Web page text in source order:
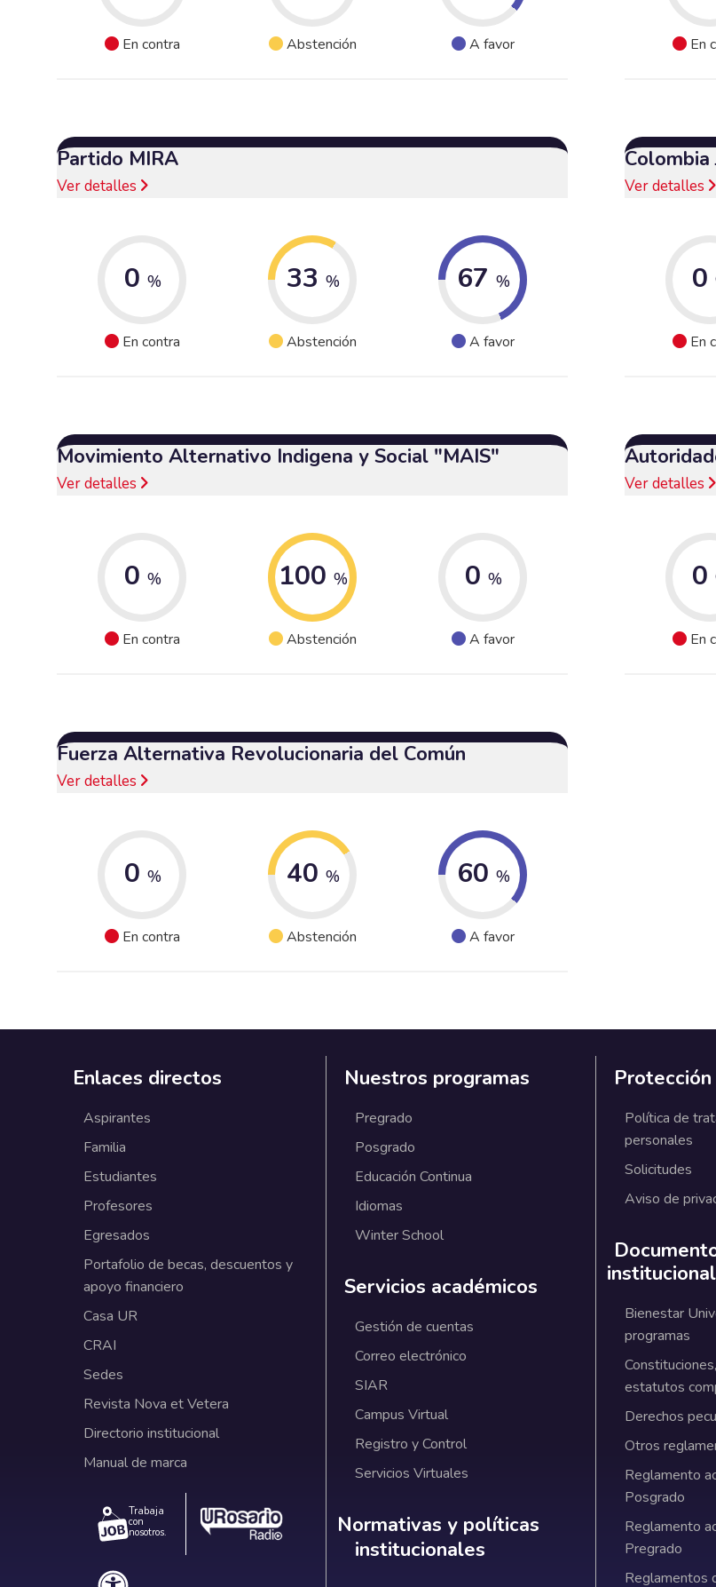
En contra Abstención A favor En
Partido MIRA
Ver detalles
0 %
En contra
33 %
Abstención
67 %
A favor
Colombia
Ver detalles
0
En
Movimiento Alternativo Indigena y Social "MAIS"
Ver detalles
0 %
En contra
100 %
Abstención
0 %
A favor
Ver detalles
0
En
Fuerza Alternativa Revolucionaria del Común
Ver detalles
0 %
En contra
40 %
Abstención
60 %
A favor
Enlaces directos
Aspirantes
Familia
Estudiantes
Profesores
Egresados
Portafolio de becas, descuentos y
apoyo financiero
Casa UR
CRAI
Sedes
Revista Nova et Vetera
Directorio institucional
Manual de marca
Trabaja
con
nosotros.
Nuestros programas
Pregrado
Posgrado
Educación Continua
Idiomas
Winter School
Servicios académicos
Gestión de cuentas
Correo electrónico
SIAR
Campus Virtual
Registro y Control
Servicios Virtuales
Normativas y políticas institucionales
Normativas y políticas
institucionales
Política de
personales
Solicitudes
Aviso de
Bienestar
programas
estatutos
Derechos
Otros
Reglamento
Posgrado
Reglamento
Pregrado
Reglamentos